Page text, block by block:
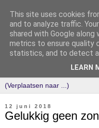
12 juni 2018
Gelukkig geen
This site uses cookies
and to analyze traffic.
shared with Google
metrics to ensure quality
statistics, and to detect
LEARN